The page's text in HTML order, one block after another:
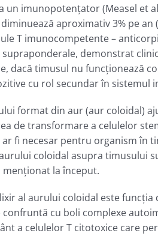
imunopotenţator (Measel et
aproximativ 3% pe
T imunocompetente –
demonstrat
dacă timusul nu funcţionează
cu rol secundar în sistemul
format din aur (aur coloidal)
de transformare a celulelor
fi necesar pentru organism în
coloidal asupra timusului
la început.
al aurului coloidal este
cu boli complexe
a celulelor T citotoxice care